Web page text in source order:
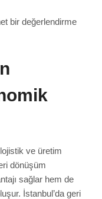
bir değerlendirme
ve üretim
dönüşüm
sağlar hem de
İstanbul’da geri